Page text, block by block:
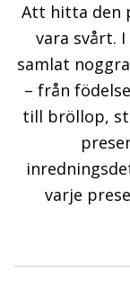
Att hitta den
vara svårt.
samlat
– från
till bröllop,
varje